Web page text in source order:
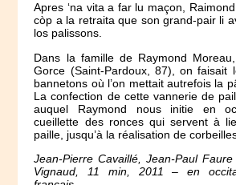
Apres ‘na vita a far lu maçon,
còp a la retraita que son grand-pair li
los palissons.
Dans la famille de Raymond
Gorce (Saint-Pardoux, 87), on faisait
bannetons où l’on mettait autrefois la
La confection de cette vannerie de
auquel Raymond nous initie en
cueillette des ronces qui servent à
paille, jusqu’à la réalisation de
Jean-Pierre Cavaillé, Jean-Paul
Vignaud, 11 min, 2011 – en